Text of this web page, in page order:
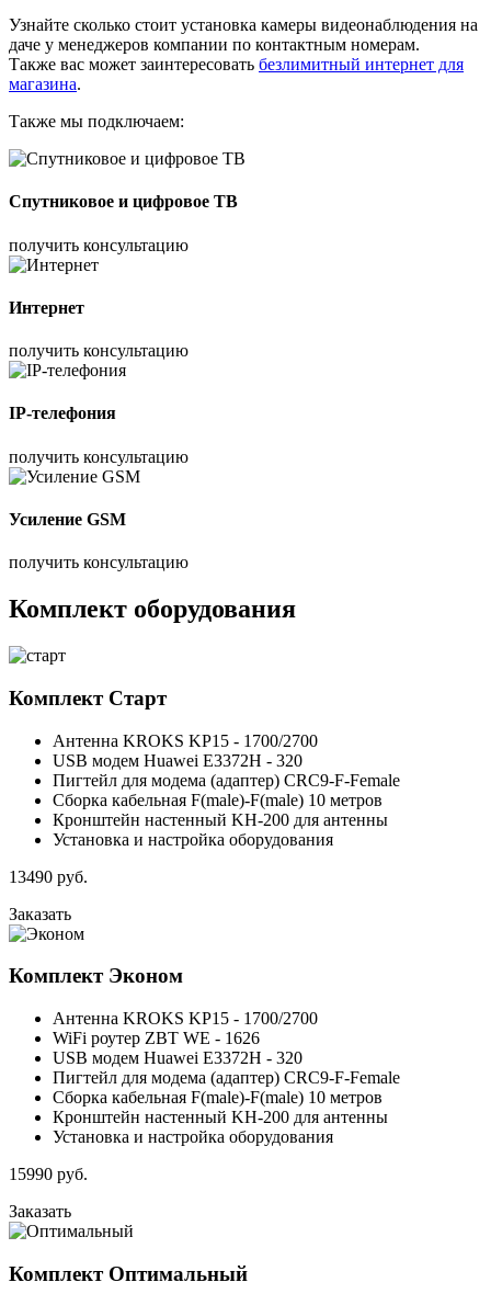
Узнайте сколько стоит установка камеры видеонаблюдения на
даче у менеджеров компании по контактным номерам.
Также вас может заинтересовать безлимитный интернет для
магазина.
Также мы подключаем:
Спутниковое и цифровое ТВ
получить консультацию
Интернет
получить консультацию
IP-телефония
получить консультацию
Усиление GSM
получить консультацию
Комплект оборудования
Комплект Старт
Антенна KROKS KP15 - 1700/2700
USB модем Huawei E3372H - 320
Пигтейл для модема (адаптер) CRC9-F-Female
Сборка кабельная F(male)-F(male) 10 метров
Кронштейн настенный KH-200 для антенны
Установка и настройка оборудования
13490 руб.
Заказать
Комплект Эконом
Антенна KROKS KP15 - 1700/2700
WiFi роутер ZBT WE - 1626
USB модем Huawei E3372H - 320
Пигтейл для модема (адаптер) CRC9-F-Female
Сборка кабельная F(male)-F(male) 10 метров
Кронштейн настенный KH-200 для антенны
Установка и настройка оборудования
15990 руб.
Заказать
Комплект Оптимальный